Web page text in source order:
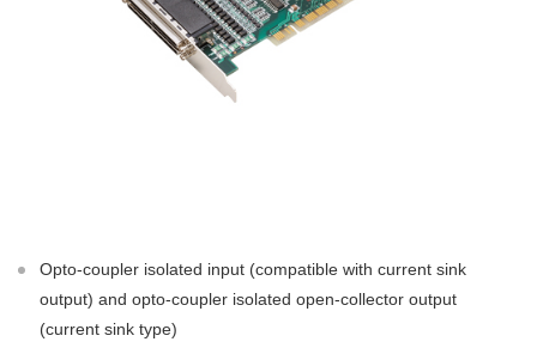
Opto-coupler isolated input (compatible with current sink
output) and opto-coupler isolated open-collector output
(current sink type)